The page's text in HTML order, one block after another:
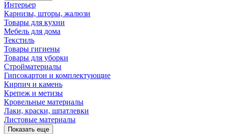
Интерьер
Карнизы, шторы, жалюзи
Товары для кухни
Мебель для дома
Текстиль
Товары гигиены
Товары для уборки
Стройматериалы
Гипсокартон и комплектующие
Кирпич и камень
Крепеж и метизы
Кровельные материалы
Лаки, краски, шпатлевки
Листовые материалы
Показать еще